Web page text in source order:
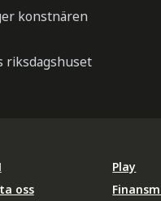
konstnären
riksdagshuset
oss
Play